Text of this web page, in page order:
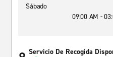
Sábado
09:00 AM -
Servicio De Recogida